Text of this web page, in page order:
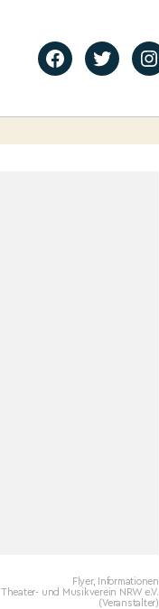
Flyer, Informationen
Theater- und Musikverein NRW e.V.
(Veranstalter)